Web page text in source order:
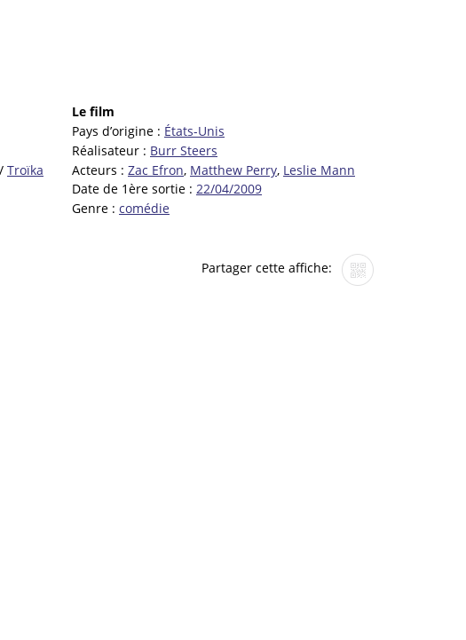
/ Troïka
Le film
Pays d’origine : États-Unis
Réalisateur : Burr Steers
Acteurs : Zac Efron, Matthew Perry, Leslie Mann
Date de 1ère sortie : 22/04/2009
Genre : comédie
Partager cette affiche: